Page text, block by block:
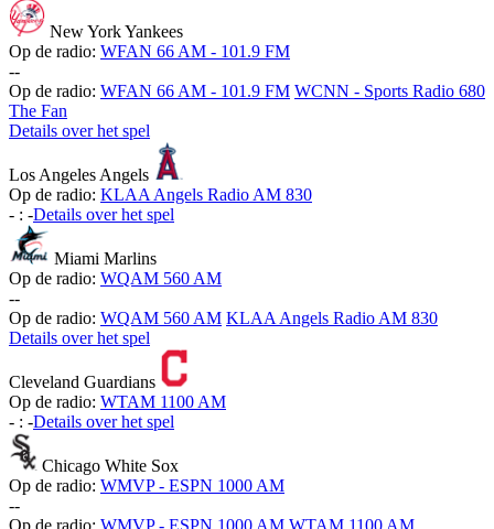
New York Yankees
Op de radio: WFAN 66 AM - 101.9 FM
--
Op de radio: WFAN 66 AM - 101.9 FM WCNN - Sports Radio 680
The Fan
Details over het spel
Los Angeles Angels
Op de radio: KLAA Angels Radio AM 830
- : -Details over het spel
Miami Marlins
Op de radio: WQAM 560 AM
--
Op de radio: WQAM 560 AM KLAA Angels Radio AM 830
Details over het spel
Cleveland Guardians
Op de radio: WTAM 1100 AM
- : -Details over het spel
Chicago White Sox
Op de radio: WMVP - ESPN 1000 AM
--